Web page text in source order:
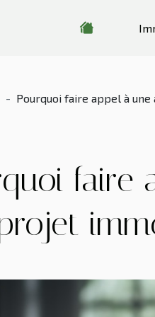
Pourquoi faire appel à
faire